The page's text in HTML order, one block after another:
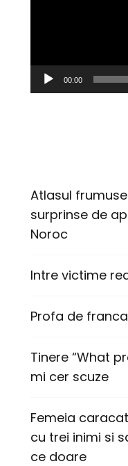
00:00
Atlasul
surprinse de
Noroc
Intre victime
Profa de franca
Tinere “What
mi cer scuze
Femeia
cu trei inimi si
ce doare